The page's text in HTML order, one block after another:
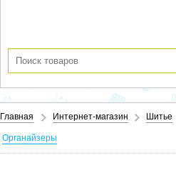
Главная Интернет-магазин Шитье
Органайзеры